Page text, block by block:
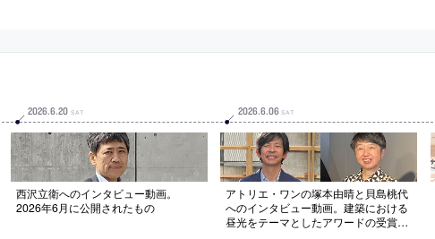
2026.6.20 SAT
西沢立衛へのインタビュー動画。
2026年6月に公開されたもの
2026.6.06 SAT
アトリエ・ワンの塚本由晴と貝島桃代
へのインタビュー動画。建築における
昼光をテーマとしたアワードの受賞記